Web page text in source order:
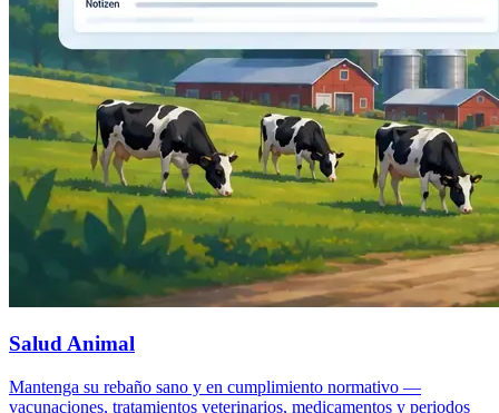
Salud Animal
Mantenga su rebaño sano y en cumplimiento normativo —
vacunaciones, tratamientos veterinarios, medicamentos y periodos